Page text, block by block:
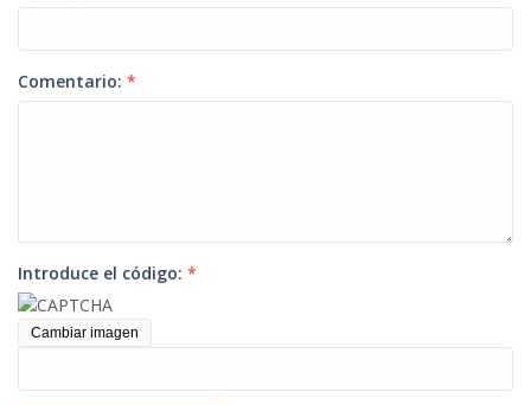
Comentario: *
Introduce el código: *
Cambiar imagen